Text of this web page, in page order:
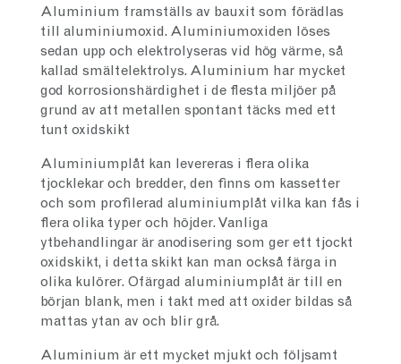
Aluminium framställs av bauxit som förädlas
till aluminiumoxid. Aluminiumoxiden löses
sedan upp och elektrolyseras vid hög värme, så
kallad smältelektrolys. Aluminium har mycket
god korrosionshärdighet i de flesta miljöer på
grund av att metallen spontant täcks med ett
tunt oxidskikt
Aluminiumplåt kan levereras i flera olika
tjocklekar och bredder, den finns om kassetter
och som profilerad aluminiumplåt vilka kan fås i
flera olika typer och höjder. Vanliga
ytbehandlingar är anodisering som ger ett tjockt
oxidskikt, i detta skikt kan man också färga in
olika kulörer. Ofärgad aluminiumplåt är till en
början blank, men i takt med att oxider bildas så
mattas ytan av och blir grå.
Aluminium är ett mycket mjukt och följsamt